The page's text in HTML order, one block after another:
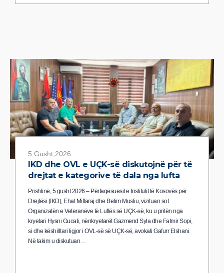
5 Gusht,2026
IKD dhe OVL e UÇK-së diskutojnë për të
drejtat e kategorive të dala nga lufta
Prishtinë, 5 gusht 2026 – Përfaqësuesit e Institutit të Kosovës për
Drejtësi (IKD), Ehat Miftaraj dhe Betim Musliu, vizituan sot
Organizatën e Veteranëve të Luftës së UÇK-së, ku u pritën nga
kryetari Hysni Gucati, nënkryetarët Gazmend Syla dhe Fatmir Sopi,
si dhe këshilltari ligjor i OVL-së së UÇK-së, avokati Gafurr Elshani.
Në takim u diskutuan…